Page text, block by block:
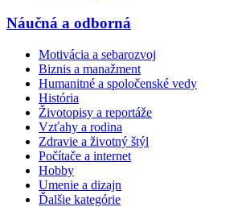
Náučná a odborná
Motivácia a sebarozvoj
Biznis a manažment
Humanitné a spoločenské vedy
História
Životopisy a reportáže
Vzťahy a rodina
Zdravie a životný štýl
Počítače a internet
Hobby
Umenie a dizajn
Ďalšie kategórie